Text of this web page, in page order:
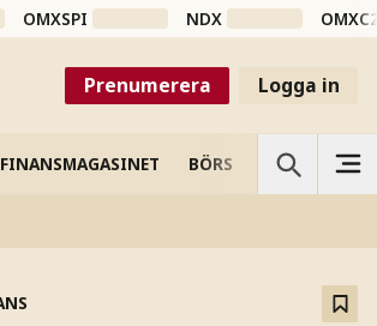
OMXSPI NDX
Prenumerera Logga in
FINANSMAGASINET BÖRS VETENSKAP